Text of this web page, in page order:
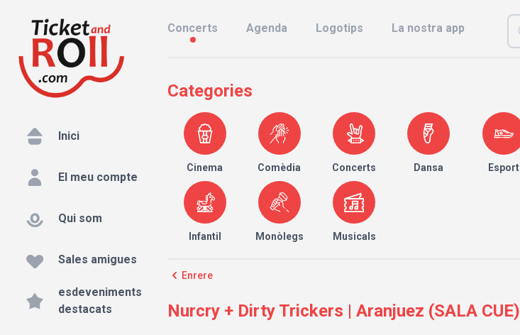
Inici
El meu compte
Qui som
Sales amigues
esdeveniments
destacats
Concerts Agenda Logotips La nostra app
Categories
Cinema Comèdia Concerts Dansa Esport
Infantil Monòlegs Musicals
Enrere
Nurcry + Dirty Trickers | Aranjuez (SALA CUE)